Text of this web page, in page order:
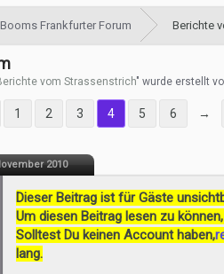
Booms Frankfurter Forum Berichte
vom Strassenstrich" wurde erstellt
1 2 3 4 5 6 →
2010
Dieser Beitrag ist für Gäste
Um diesen Beitrag lesen zu
Solltest Du keinen Account haben,
lang.